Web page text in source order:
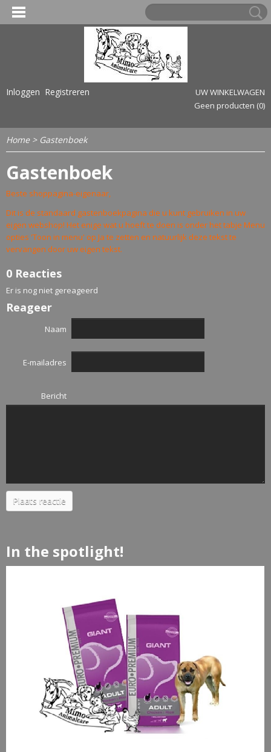
Inloggen Registreren
UW WINKELWAGEN
Geen producten (0)
Home> Gastenboek
Gastenboek
Beste shoppagina-eigenaar,
Dit is de standaard gastenboekpagina die u kunt gebruiken in uw
eigen webshop! Het enige wat u hoeft te doen is onder het tabje Menu
opties 'Toon in menu' op Ja te zetten en natuurlijk deze tekst te
vervangen door uw eigen tekst.
0 Reacties
Er is nog niet gereageerd
Reageer
Naam
E-mailadres
Bericht
Plaats reactie
In the spotlight!